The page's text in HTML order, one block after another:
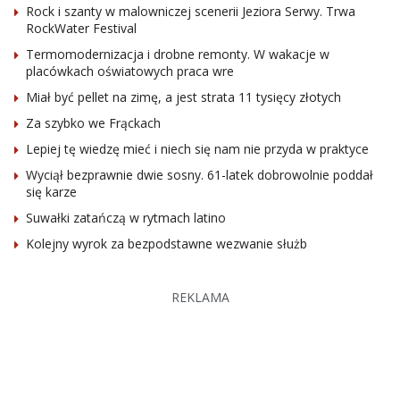
Rock i szanty w malowniczej scenerii Jeziora Serwy. Trwa
RockWater Festival
Termomodernizacja i drobne remonty. W wakacje w
placówkach oświatowych praca wre
Miał być pellet na zimę, a jest strata 11 tysięcy złotych
Za szybko we Frąckach
Lepiej tę wiedzę mieć i niech się nam nie przyda w praktyce
Wyciął bezprawnie dwie sosny. 61-latek dobrowolnie poddał
się karze
Suwałki zatańczą w rytmach latino
Kolejny wyrok za bezpodstawne wezwanie służb
REKLAMA